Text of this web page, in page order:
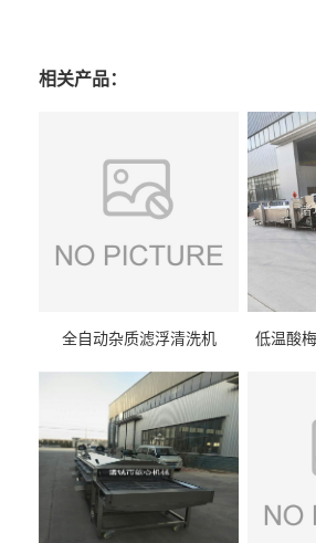
相关产品：
全自动杂质滤浮清洗机 低温酸